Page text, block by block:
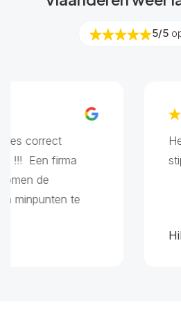
5/5
firma
de
te
Heel
stipt,
Hilde